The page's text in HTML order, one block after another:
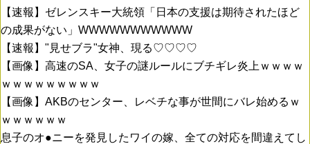
【速報】ゼレンスキー大統領「日本の支援は期待されたほど
の成果がない」WWWWWWWWWWW
【速報】"見せブラ"女神、現る♡♡♡♡
【画像】高速のSA、女子の謎ルールにブチギレ炎上ｗｗｗｗ
ｗｗｗｗｗｗｗｗｗ
【画像】AKBのセンター、レベチな事が世間にバレ始めるｗ
ｗｗｗｗｗｗ
息子のオ●ニーを発見したワイの嫁、全ての対応を間違えてし